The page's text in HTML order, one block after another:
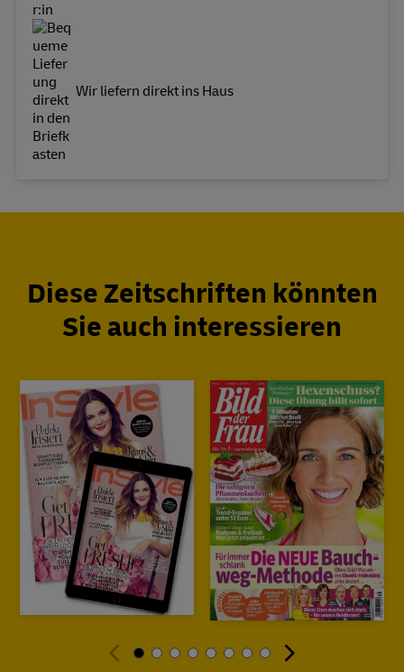
Wir liefern direkt ins Haus
Diese Zeitschriften könnten
Sie auch interessieren